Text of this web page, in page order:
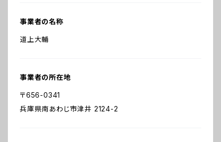
事業者の名称
道上大輔
事業者の所在地
〒656-0341
兵庫県南あわじ市津井 2124-2